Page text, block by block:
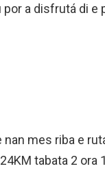
a disfrutá di e
mes riba e
tabata 2 ora